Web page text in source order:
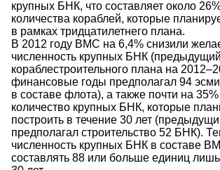
крупных БНК, что составляет около
количества кораблей, которые
в рамках тридцатилетнего плана.
В 2012 году ВМС на 6,4% снизили
численность крупных БНК
кораблестроительного плана на
финансовые годы предполагал 94
в составе флота), а также почти на
количество крупных БНК, которые
построить в течение 30 лет
предполагал строительство 52 БНК).
численность крупных БНК в составе
составлять 88 или больше единиц